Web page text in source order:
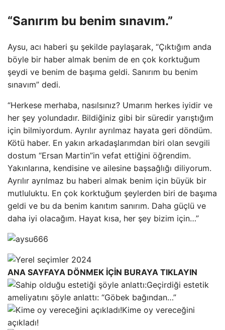
“Sanırım bu benim sınavım.”
Aysu, acı haberi şu şekilde paylaşarak, “Çıktığım anda
böyle bir haber almak benim de en çok korktuğum
şeydi ve benim de başıma geldi. Sanırım bu benim
sınavım” dedi.
“Herkese merhaba, nasılsınız? Umarım herkes iyidir ve
her şey yolundadır. Bildiğiniz gibi bir süredir yarıştığım
için bilmiyordum. Ayrılır ayrılmaz hayata geri döndüm.
Kötü haber. En yakın arkadaşlarımdan biri olan sevgili
dostum “Ersan Martin”in vefat ettiğini öğrendim.
Yakınlarına, kendisine ve ailesine başsağlığı diliyorum.
Ayrılır ayrılmaz bu haberi almak benim için büyük bir
mutluluktu. En çok korktuğum şeylerden biri de başıma
geldi ve bu da benim kanıtım sanırım. Daha güçlü ve
daha iyi olacağım. Hayat kısa, her şey bizim için…”
ANA SAYFAYA DÖNMEK İÇİN BURAYA TIKLAYIN
Geçirdiği estetik
ameliyatını şöyle anlattı: “Göbek bağından…”
Kime oy vereceğini
açıkladı!